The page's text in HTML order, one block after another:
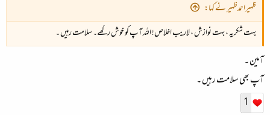
ظہیراحمدظہیر نے کہا:
بہت شکریہ ، بہت نوازش ، لاریب اخلاص! اللہ آپ کو خوش رکھے۔ سلامت رہیں ۔
آمین ۔
آپ بھی سلامت رہیں ۔
1